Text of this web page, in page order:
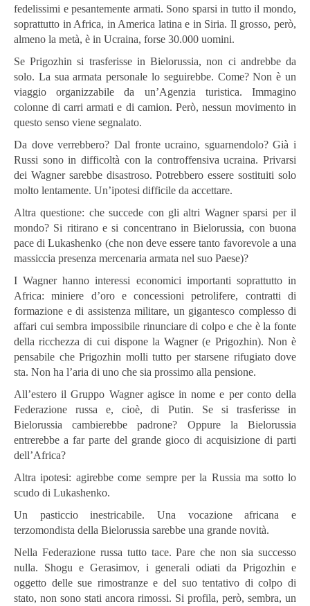
fedelissimi e pesantemente armati. Sono sparsi in tutto il mondo,
soprattutto in Africa, in America latina e in Siria. Il grosso, però,
almeno la metà, è in Ucraina, forse 30.000 uomini.
Se Prigozhin si trasferisse in Bielorussia, non ci andrebbe da
solo. La sua armata personale lo seguirebbe. Come? Non è un
viaggio organizzabile da un’Agenzia turistica. Immagino
colonne di carri armati e di camion. Però, nessun movimento in
questo senso viene segnalato.
Da dove verrebbero? Dal fronte ucraino, sguarnendolo? Già i
Russi sono in difficoltà con la controffensiva ucraina. Privarsi
dei Wagner sarebbe disastroso. Potrebbero essere sostituiti solo
molto lentamente. Un’ipotesi difficile da accettare.
Altra questione: che succede con gli altri Wagner sparsi per il
mondo? Si ritirano e si concentrano in Bielorussia, con buona
pace di Lukashenko (che non deve essere tanto favorevole a una
massiccia presenza mercenaria armata nel suo Paese)?
I Wagner hanno interessi economici importanti soprattutto in
Africa: miniere d’oro e concessioni petrolifere, contratti di
formazione e di assistenza militare, un gigantesco complesso di
affari cui sembra impossibile rinunciare di colpo e che è la fonte
della ricchezza di cui dispone la Wagner (e Prigozhin). Non è
pensabile che Prigozhin molli tutto per starsene rifugiato dove
sta. Non ha l’aria di uno che sia prossimo alla pensione.
All’estero il Gruppo Wagner agisce in nome e per conto della
Federazione russa e, cioè, di Putin. Se si trasferisse in
Bielorussia cambierebbe padrone? Oppure la Bielorussia
entrerebbe a far parte del grande gioco di acquisizione di parti
dell’Africa?
Altra ipotesi: agirebbe come sempre per la Russia ma sotto lo
scudo di Lukashenko.
Un pasticcio inestricabile. Una vocazione africana e
terzomondista della Bielorussia sarebbe una grande novità.
Nella Federazione russa tutto tace. Pare che non sia successo
nulla. Shogu e Gerasimov, i generali odiati da Prigozhin e
oggetto delle sue rimostranze e del suo tentativo di colpo di
stato, non sono stati ancora rimossi. Si profila, però, sembra, un